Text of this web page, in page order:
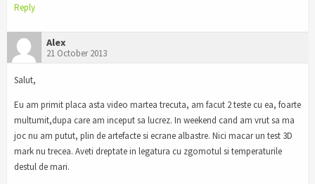
Reply
Alex
21 October 2013
Salut,
Eu am primit placa asta video martea trecuta, am facut 2 teste cu ea, foarte
multumit,dupa care am inceput sa lucrez. In weekend cand am vrut sa ma
joc nu am putut, plin de artefacte si ecrane albastre. Nici macar un test 3D
mark nu trecea. Aveti dreptate in legatura cu zgomotul si temperaturile
destul de mari.